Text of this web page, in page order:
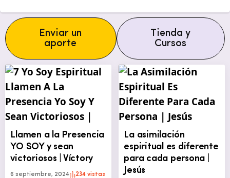
Enviar un
aporte
Tienda y
Cursos
Llamen a la Presencia
YO SOY y sean
victoriosos | Víctory
6 septiembre, 2024 234 vistas
La asimilación
espiritual es diferente
para cada persona |
Jesús